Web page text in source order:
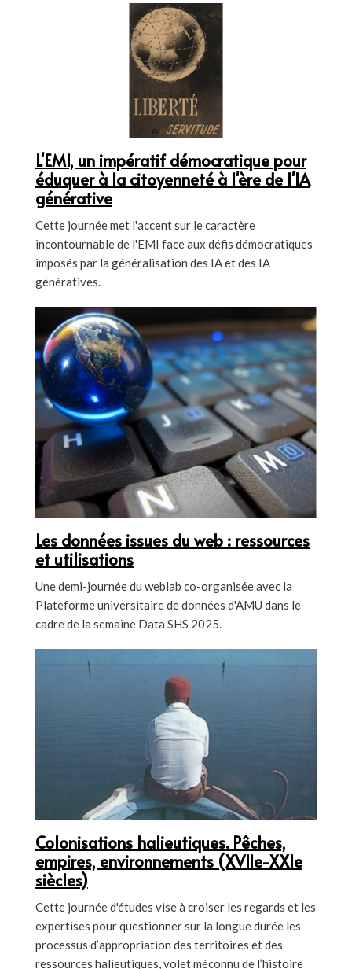
L'EMI, un impératif démocratique pour
éduquer à la citoyenneté à l'ère de l'IA
générative
Cette journée met l'accent sur le caractère
incontournable de l'EMI face aux défis démocratiques
imposés par la généralisation des IA et des IA
génératives.
Les données issues du web : ressources
et utilisations
Une demi-journée du weblab co-organisée avec la
Plateforme universitaire de données d'AMU dans le
cadre de la semaine Data SHS 2025.
Colonisations halieutiques. Pêches,
empires, environnements (XVIIe-XXIe
siècles)
Cette journée d'études vise à croiser les regards et les
expertises pour questionner sur la longue durée les
processus d’appropriation des territoires et des
ressources halieutiques, volet méconnu de l’histoire